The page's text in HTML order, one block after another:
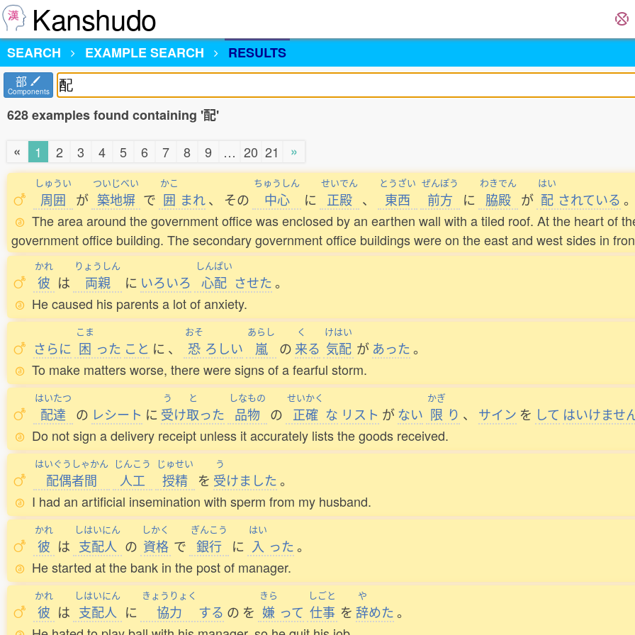
Kanshudo
SEARCH EXAMPLE SEARCH RESULTS
部
Components
628 examples found containing '配'
«
1 2 3 4 5 6 7 8 9 … 20 21 »
しゅうい
周囲 が
ついじべい
築地塀 で
かこ
囲 まれ、 その
ちゅうしん
中心 に
せいでん
正殿 、
とうざい
東西
ぜんぽう
前方 に
わきでん
脇殿 が
はい
配 されている
The area around the government office was enclosed by an earthen wall with a tiled roof. At the heart of
government office building. The secondary government office buildings were on the east and west sides in
かれ
彼 は
りょうしん
両親 に いろいろ
しんぱい
心配 させた。
He caused his parents a lot of anxiety.
さらに
こま
困 った こと に 、
おそ
恐 ろしい
あらし
嵐 の
く
来る
けはい
気配 が あった。
To make matters worse, there were signs of a fearful storm.
はいたつ
配達 の レシート に
う
受け
と
取った
しなもの
品物 の
せいかく
正確 な リスト がない
かぎ
限 り 、 サイン を して はいけませ
Do not sign a delivery receipt unless it accurately lists the goods received.
はいぐうしゃかん
配偶者間
じんこう
人工
じゅせい
授精 を
う
受けました。
I had an artificial insemination with sperm from my husband.
かれ
彼 は
しはいにん
支配人 の
しかく
資格 で
ぎんこう
銀行 に
はい
入 った。
He started at the bank in the post of manager.
かれ
彼 は
しはいにん
支配人 に
きょうりょく
協力 する の を
きら
嫌 って
しごと
仕事 を
や
辞めた。